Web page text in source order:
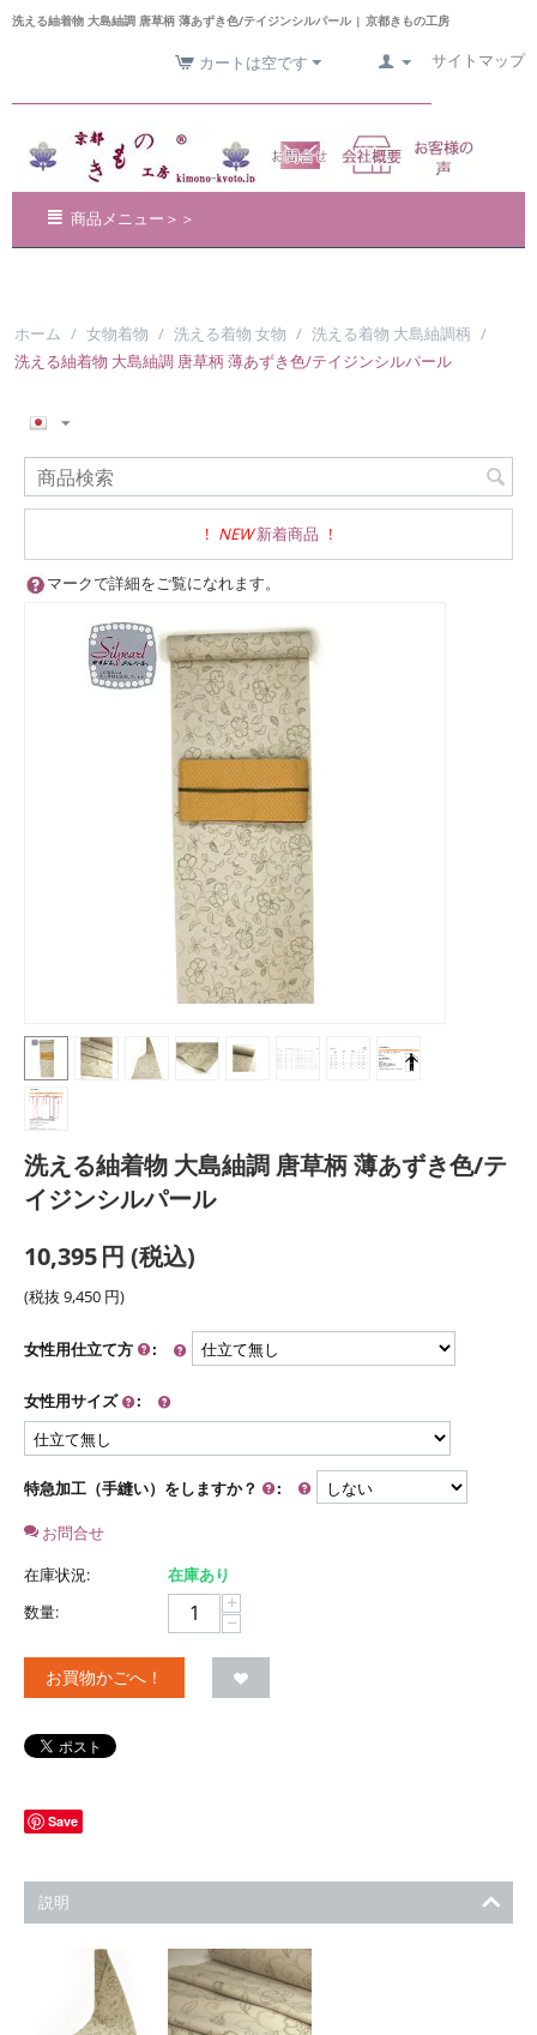
洗える紬着物 大島紬調 唐草柄 薄あずき色/テイジンシルパール | 京都きもの工房
サイトマップ
カートは空です
商品メニュー＞＞
ホーム / 女物着物 / 洗える着物 女物 / 洗える着物 大島紬調柄 /
洗える紬着物 大島紬調 唐草柄 薄あずき色/テイジンシルパール
! NEW 新着商品 !
マークで詳細をご覧になれます。
洗える紬着物 大島紬調 唐草柄 薄あずき色/テ
イジンシルパール
10,395円 (税込)
(税抜 9,450 円)
女性用仕立て方 :
女性用サイズ :
特急加工（手縫い）をしますか？ :
お問合せ
在庫状況:
在庫あり
数量:
+
−
お買物かごへ！
Save
説明